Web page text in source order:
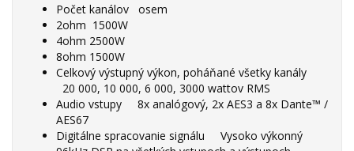
Počet kanálov osem
2ohm 1500W
4ohm 2500W
8ohm 1500W
Celkový výstupný výkon, poháňané všetky kanály
20 000, 10 000, 6 000, 3000 wattov RMS
Audio vstupy 8x analógový, 2x AES3 a 8x Dante™ /
AES67
Digitálne spracovanie signálu Vysoko výkonný